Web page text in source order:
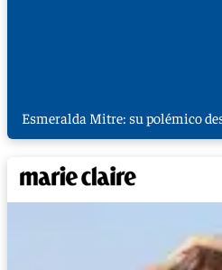
Esmeralda Mitre: su polémico